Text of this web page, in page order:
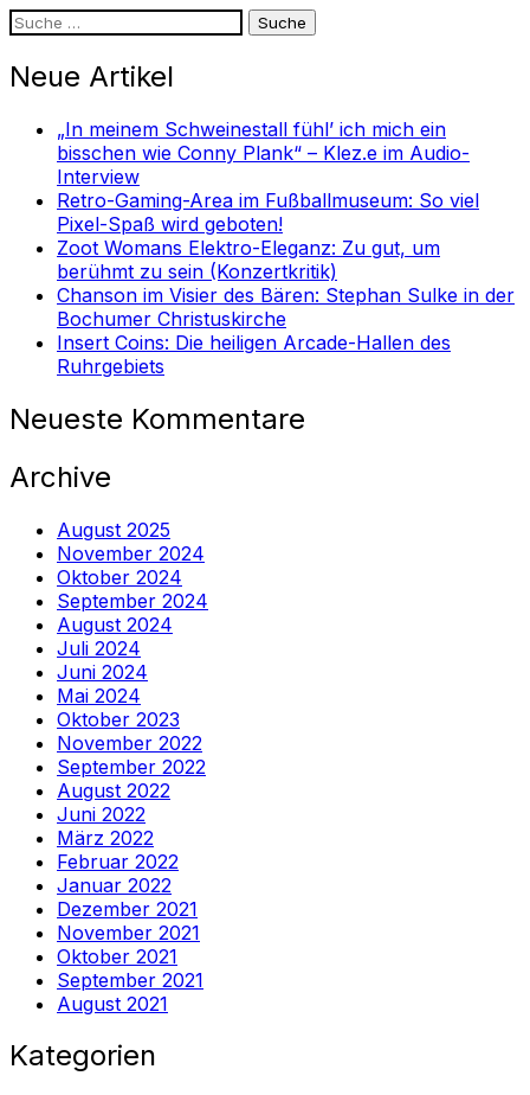
Suche
Neue Artikel
„In meinem Schweinestall fühl’ ich mich ein
bisschen wie Conny Plank“ – Klez.e im Audio-
Interview
Retro-Gaming-Area im Fußballmuseum: So viel
Pixel-Spaß wird geboten!
Zoot Womans Elektro-Eleganz: Zu gut, um
berühmt zu sein (Konzertkritik)
Chanson im Visier des Bären: Stephan Sulke in der
Bochumer Christuskirche
Insert Coins: Die heiligen Arcade-Hallen des
Ruhrgebiets
Neueste Kommentare
Archive
August 2025
November 2024
Oktober 2024
September 2024
August 2024
Juli 2024
Juni 2024
Mai 2024
Oktober 2023
November 2022
September 2022
August 2022
Juni 2022
März 2022
Februar 2022
Januar 2022
Dezember 2021
November 2021
Oktober 2021
September 2021
August 2021
Kategorien